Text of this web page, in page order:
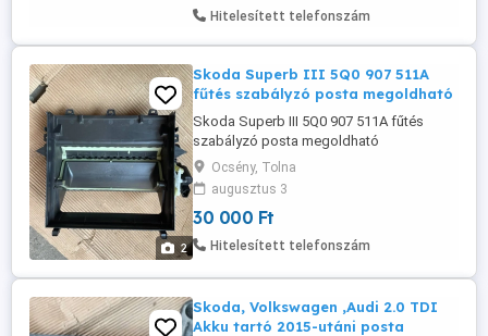
Hitelesített telefonszám
2
Skoda Superb III 5Q0 907 511A
fűtés szabályzó posta megoldható
Skoda Superb III 5Q0 907 511A fűtés
szabályzó posta megoldható
Ocsény, Tolna
augusztus 3
30 000 Ft
Hitelesített telefonszám
Skoda, Volkswagen ,Audi 2.0 TDI
Akku tartó 2015-utáni posta